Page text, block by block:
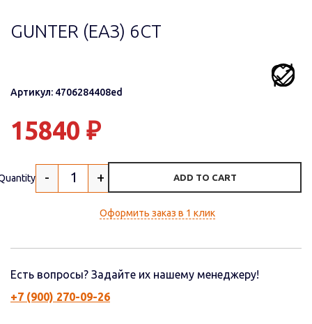
GUNTER (ЕАЗ) 6СТ
Артикул: 4706284408ed
15840 ₽
- + ADD TO CART
Оформить заказ в 1 клик
Есть вопросы? Задайте их нашему менеджеру!
+7 (900) 270-09-26